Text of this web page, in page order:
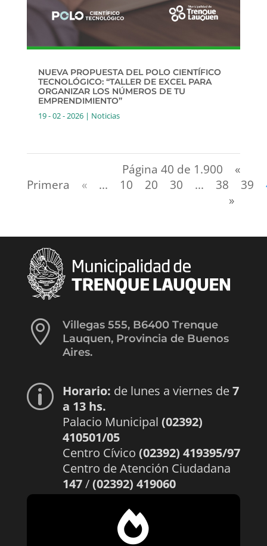
NUEVA PROPUESTA DEL POLO CIENTÍFICO
TECNOLÓGICO: “TALLER DE EXCEL PARA
ORGANIZAR LOS NÚMEROS DE TU
EMPRENDIMIENTO”
19 - 02 - 2026| Noticias
Página 40 de 1.900
«
Primera
« ... 10 20 30 ... 38 39
»

Villegas 555, B6400 Trenque
Lauquen, Provincia de Buenos
Aires.
p Horario: de lunes a viernes de7
a 13 hs.
Palacio Municipal (02392)
410501/05
Centro Cívico (02392) 419395/97
Centro de Atención Ciudadana
147/(02392) 419060
